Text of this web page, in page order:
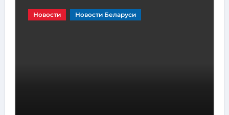
Новости Новости Беларуси